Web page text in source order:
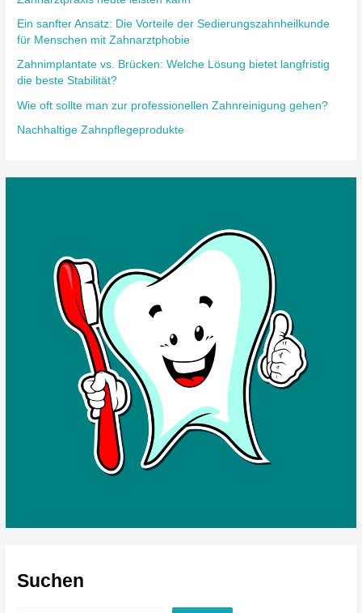
Ein sanfter Ansatz: Die Vorteile der Sedierungszahnheilkunde
für Menschen mit Zahnarztphobie
Zahnimplantate vs. Brücken: Welche Lösung bietet langfristig
die beste Stabilität?
Wie oft sollte man zur professionellen Zahnreinigung gehen?
Nachhaltige Zahnpflegeprodukte
Suchen